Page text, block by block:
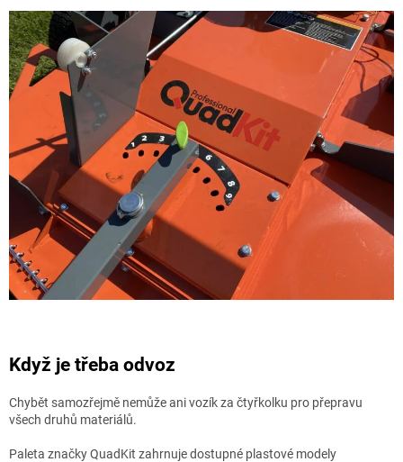
Když je třeba odvoz
Chybět samozřejmě nemůže ani vozík za čtyřkolku pro přepravu
všech druhů materiálů.
Paleta značky QuadKit zahrnuje dostupné plastové modely